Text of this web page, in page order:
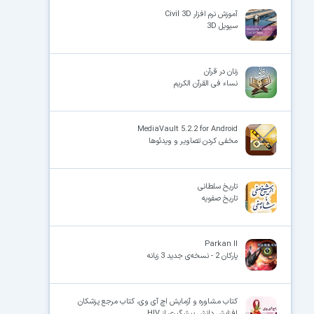
آموزش نرم افزار Civil 3D
سیویل 3D
زنان در قرآن
نساء فى القرآن الکریم
MediaVault 5.2.2 for Android
مخفی کردن تصاویر و ویدئوها
تاریخ سلطانى
تاریخ صفویه
Parkan II
پارکان 2 - نسخه‌ی جدید 3 زبانه
کتاب مشاوره و آزمایش اچ آی وی، کتاب مرجع پزشکان